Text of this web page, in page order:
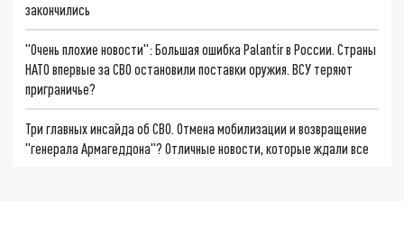
закончились
"Очень плохие новости": Большая ошибка Palantir в России. Страны
НАТО впервые за СВО остановили поставки оружия. ВСУ теряют
приграничье?
Три главных инсайда об СВО. Отмена мобилизации и возвращение
"генерала Армагеддона"? Отличные новости, которые ждали все